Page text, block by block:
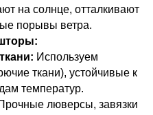
на солнце, отталкивают
порывы ветра.
Используем
ткани), устойчивые к
температур.
люверсы, завязки